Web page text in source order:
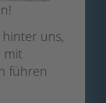
hinter uns,
mit
führen